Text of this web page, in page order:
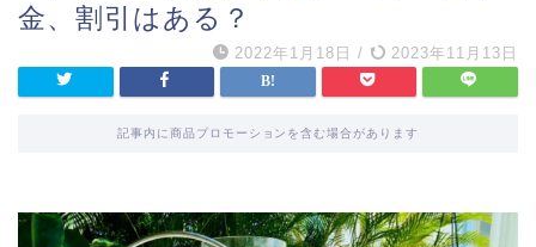
金、割引はある？
2022年1月18日 / 2023年11月13日
記事内に商品プロモーションを含む場合があります